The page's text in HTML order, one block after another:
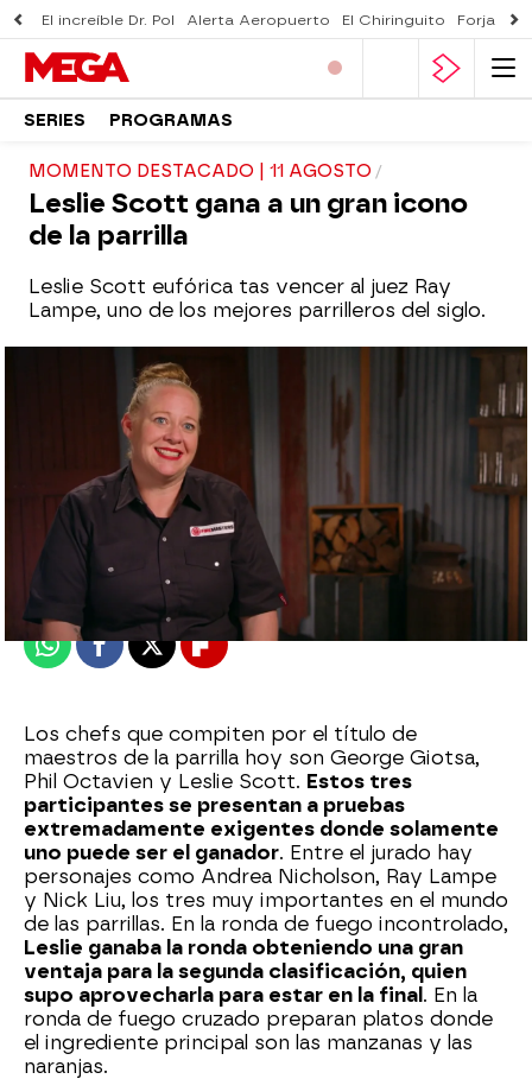
El increíble Dr. Pol Alerta Aeropuerto El Chiringuito Forjado
SERIES PROGRAMAS
MOMENTO DESTACADO | 11 AGOSTO
Leslie Scott gana a un gran icono
de la parrilla
Leslie Scott eufórica tas vencer al juez Ray
Lampe, uno de los mejores parrilleros del siglo.
mega
Madrid
11 de agosto de 2022, 22:34
WhatsappFacebook
X Flipboard
Los chefs que compiten por el título de
maestros de la parrilla hoy son George Giotsa,
Phil Octavien y Leslie Scott. Estos tres
participantes se presentan a pruebas
extremadamente exigentes donde solamente
uno puede ser el ganador. Entre el jurado hay
personajes como Andrea Nicholson, Ray Lampe
y Nick Liu, los tres muy importantes en el mundo
de las parrillas. En la ronda de fuego incontrolado,
Leslie ganaba la ronda obteniendo una gran
ventaja para la segunda clasificación, quien
supo aprovecharla para estar en la final . En la
ronda de fuego cruzado preparan platos donde
el ingrediente principal son las manzanas y las
naranjas.